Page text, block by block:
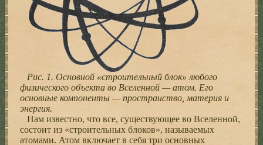
Рис. 1. Основной «строительный блок» любого
физического объекта во Вселенной — атом. Его
основные компоненты — пространство, материя и
энергия.
Нам известно, что все, существующее во Вселенной,
состоит из «строительных блоков», называемых
атомами. Атом включает в себя три основных